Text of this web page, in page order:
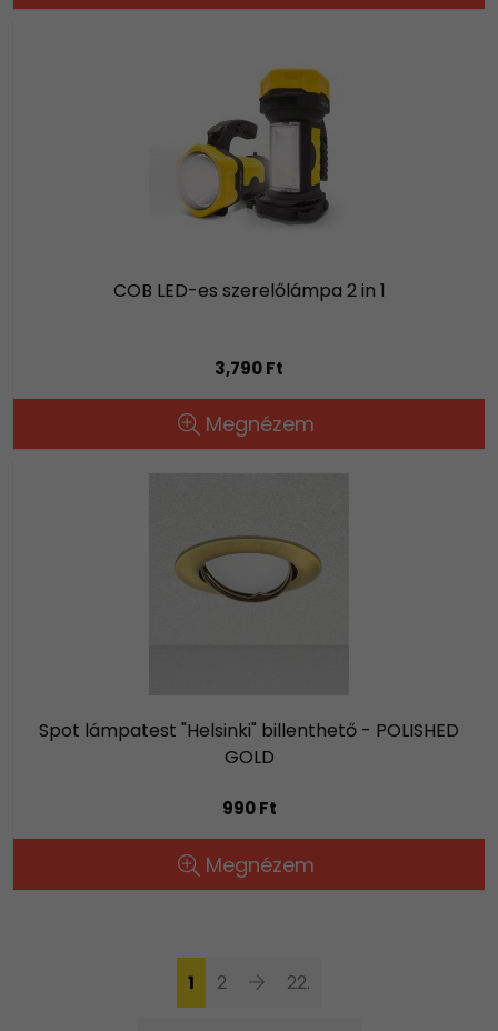
COB LED-es szerelőlámpa 2 in 1
3,790 Ft
Megnézem
Spot lámpatest "Helsinki" billenthető - POLISHED
GOLD
990 Ft
Megnézem
1 2 22.